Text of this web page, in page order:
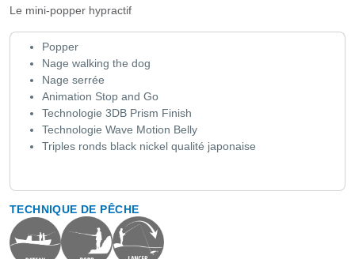
Le mini-popper hypractif
Popper
Nage walking the dog
Nage serrée
Animation Stop and Go
Technologie 3DB Prism Finish
Technologie Wave Motion Belly
Triples ronds black nickel qualité japonaise
TECHNIQUE DE PÊCHE